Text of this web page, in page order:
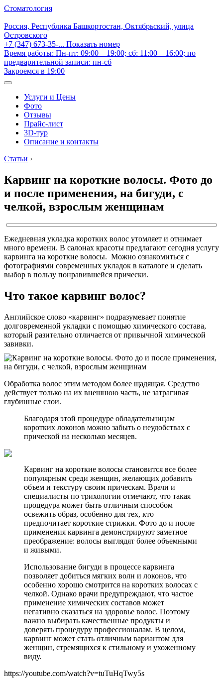
Стоматология
Россия, Республика Башкортостан, Октябрьский, улица
Островского
+7 (347) 673-35-... Показать номер
Время работы: Пн-пт: 09:00—19:00; сб: 11:00—16:00; по
предварительной записи: пн-сб
Закроемся в 19:00
Услуги и Цены
Фото
Отзывы
Прайс-лист
3D-тур
Описание и контакты
Статьи ›
Карвинг на короткие волосы. Фото до
и после применения, на бигуди, с
челкой, взрослым женщинам
Ежедневная укладка коротких волос утомляет и отнимает
много времени. В салонах красоты предлагают сегодня услугу
карвинга на короткие волосы. Можно ознакомиться с
фотографиями современных укладок в каталоге и сделать
выбор в пользу понравившейся прически.
Что такое карвинг волос?
Английское слово «карвинг» подразумевает понятие
долговременной укладки с помощью химического состава,
который разительно отличается от привычной химической
завивки.
Обработка волос этим методом более щадящая. Средство
действует только на их внешнюю часть, не затрагивая
глубинные слои.
Благодаря этой процедуре обладательницам
коротких локонов можно забыть о неудобствах с
прической на несколько месяцев.
Карвинг на короткие волосы становится все более
популярным среди женщин, желающих добавить
объем и текстуру своим прическам. Врачи и
специалисты по трихологии отмечают, что такая
процедура может быть отличным способом
освежить образ, особенно для тех, кто
предпочитает короткие стрижки. Фото до и после
применения карвинга демонстрируют заметное
преображение: волосы выглядят более объемными
и живыми.
Использование бигуди в процессе карвинга
позволяет добиться мягких волн и локонов, что
особенно хорошо смотрится на коротких волосах с
челкой. Однако врачи предупреждают, что частое
применение химических составов может
негативно сказаться на здоровье волос. Поэтому
важно выбирать качественные продукты и
доверять процедуру профессионалам. В целом,
карвинг может стать отличным вариантом для
женщин, стремящихся к стильному и ухоженному
виду.
https://youtube.com/watch?v=tuTuHqTwy5s